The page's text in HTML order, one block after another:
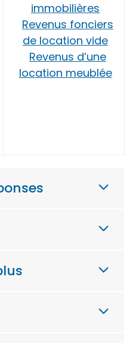
immobilières
Revenus fonciers
de location vide
Revenus d’une
location meublée